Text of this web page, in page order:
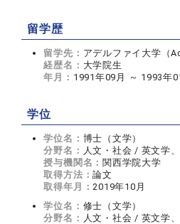
留学歴
留学先： アデルファイ大学（
経歴名： 大学院生
年月： 1991年09月 ～ 1993年
学位
学位名： 博士（文学）
分野名： 人文・社会 / 英文学
授与機関名： 関西学院大学
取得方法：論文
取得年月：2019年10月
学位名： 修士（文学）
分野名： 人文・社会 / 英文学